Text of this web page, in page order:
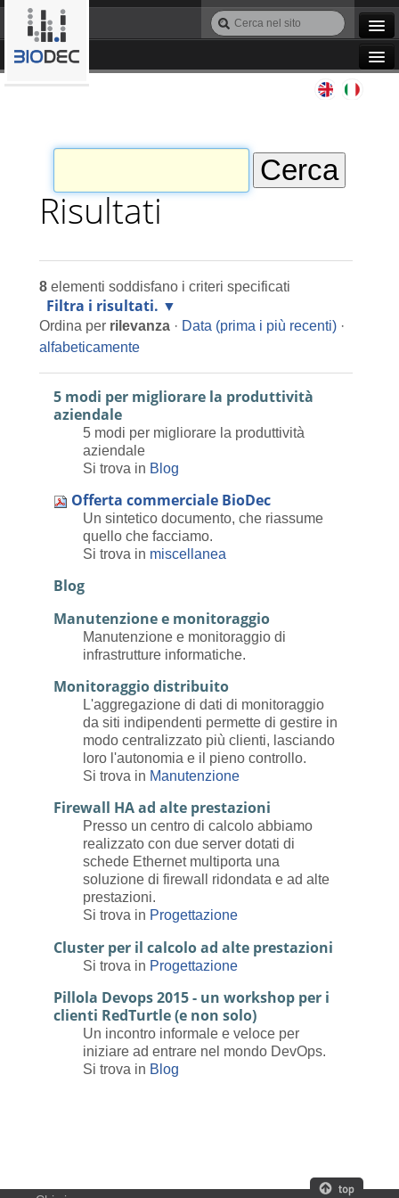
Cerca
nel
Ricerca
Automazione
Bioinformatica
Progettazione
Programmazione
Risultati
8 elementi soddisfano i criteri specificati
Filtra i risultati.
Ordina per rilevanza · Data (prima i più recenti) ·
alfabeticamente
5 modi per migliorare la produttività
aziendale
5 modi per migliorare la produttività
aziendale
Si trova in Blog
Offerta commerciale BioDec
Un sintetico documento, che riassume
quello che facciamo.
Si trova in miscellanea
Blog
Manutenzione e monitoraggio
Manutenzione e monitoraggio di
infrastrutture informatiche.
Monitoraggio distribuito
L'aggregazione di dati di monitoraggio
da siti indipendenti permette di gestire in
modo centralizzato più clienti, lasciando
loro l'autonomia e il pieno controllo.
Si trova in Manutenzione
Firewall HA ad alte prestazioni
Presso un centro di calcolo abbiamo
realizzato con due server dotati di
schede Ethernet multiporta una
soluzione di firewall ridondata e ad alte
prestazioni.
Si trova in Progettazione
Cluster per il calcolo ad alte prestazioni
Si trova in Progettazione
Pillola Devops 2015 - un workshop per i
clienti RedTurtle (e non solo)
Un incontro informale e veloce per
iniziare ad entrare nel mondo DevOps.
Si trova in Blog